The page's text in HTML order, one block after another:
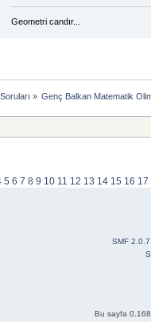
Geometri candır...
» Genç Balkan Matematik
5 6 7 8 9 10 11 12 13 14 15 16 17
SMF 2.0.7
Bu sayfa